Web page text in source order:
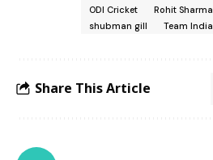
ODI Cricket
Rohit Sharma
shubman gill
Team India
Share This Article